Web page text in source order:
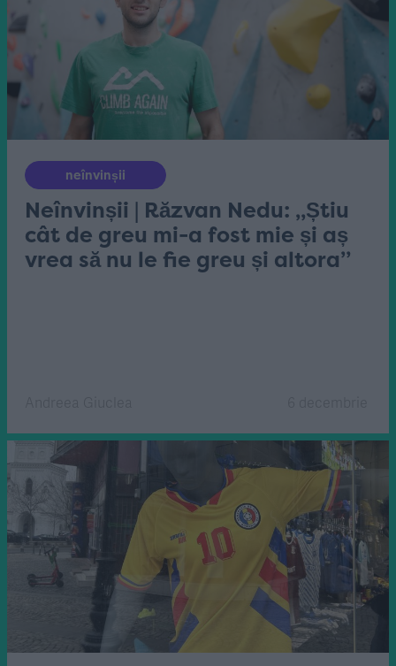
neînvinșii
Neînvinșii | Răzvan Nedu: „Știu
cât de greu mi-a fost mie și aș
vrea să nu le fie greu și altora”